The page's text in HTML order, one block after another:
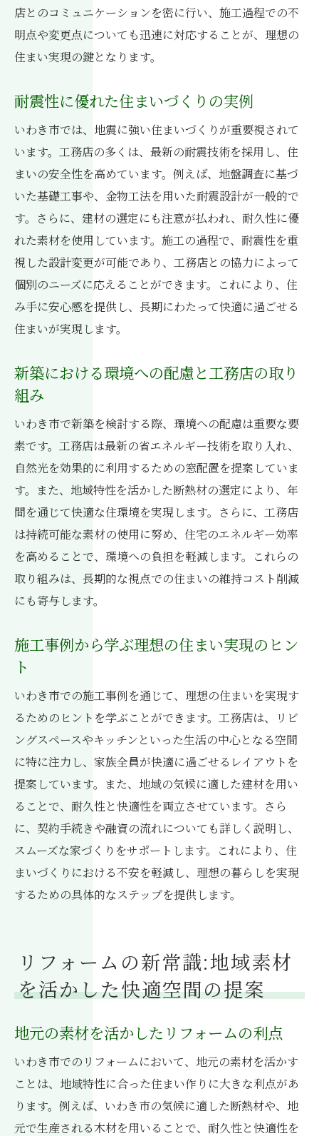
店とのコミュニケーションを密に行い、施工過程での不
明点や変更点についても迅速に対応することが、理想の
住まい実現の鍵となります。
耐震性に優れた住まいづくりの実例
いわき市では、地震に強い住まいづくりが重要視されて
います。工務店の多くは、最新の耐震技術を採用し、住
まいの安全性を高めています。例えば、地盤調査に基づ
いた基礎工事や、金物工法を用いた耐震設計が一般的で
す。さらに、建材の選定にも注意が払われ、耐久性に優
れた素材を使用しています。施工の過程で、耐震性を重
視した設計変更が可能であり、工務店との協力によって
個別のニーズに応えることができます。これにより、住
み手に安心感を提供し、長期にわたって快適に過ごせる
住まいが実現します。
新築における環境への配慮と工務店の取り
組み
いわき市で新築を検討する際、環境への配慮は重要な要
素です。工務店は最新の省エネルギー技術を取り入れ、
自然光を効果的に利用するための窓配置を提案していま
す。また、地域特性を活かした断熱材の選定により、年
間を通じて快適な住環境を実現します。さらに、工務店
は持続可能な素材の使用に努め、住宅のエネルギー効率
を高めることで、環境への負担を軽減します。これらの
取り組みは、長期的な視点での住まいの維持コスト削減
にも寄与します。
施工事例から学ぶ理想の住まい実現のヒン
ト
いわき市での施工事例を通じて、理想の住まいを実現す
るためのヒントを学ぶことができます。工務店は、リビ
ングスペースやキッチンといった生活の中心となる空間
に特に注力し、家族全員が快適に過ごせるレイアウトを
提案しています。また、地域の気候に適した建材を用い
ることで、耐久性と快適性を両立させています。さら
に、契約手続きや融資の流れについても詳しく説明し、
スムーズな家づくりをサポートします。これにより、住
まいづくりにおける不安を軽減し、理想の暮らしを実現
するための具体的なステップを提供します。
リフォームの新常識:地域素材
を活かした快適空間の提案
地元の素材を活かしたリフォームの利点
いわき市でのリフォームにおいて、地元の素材を活かす
ことは、地域特性に合った住まい作りに大きな利点があ
ります。例えば、いわき市の気候に適した断熱材や、地
元で生産される木材を用いることで、耐久性と快適性を